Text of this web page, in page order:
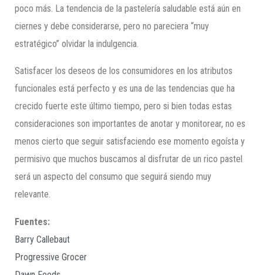
poco más. La tendencia de la pastelería saludable está aún en
ciernes y debe considerarse, pero no pareciera “muy
estratégico” olvidar la indulgencia.
Satisfacer los deseos de los consumidores en los atributos
funcionales está perfecto y es una de las tendencias que ha
crecido fuerte este último tiempo, pero si bien todas estas
consideraciones son importantes de anotar y monitorear, no es
menos cierto que seguir satisfaciendo ese momento egoísta y
permisivo que muchos buscamos al disfrutar de un rico pastel
será un aspecto del consumo que seguirá siendo muy
relevante.
Fuentes:
Barry Callebaut
Progressive Grocer